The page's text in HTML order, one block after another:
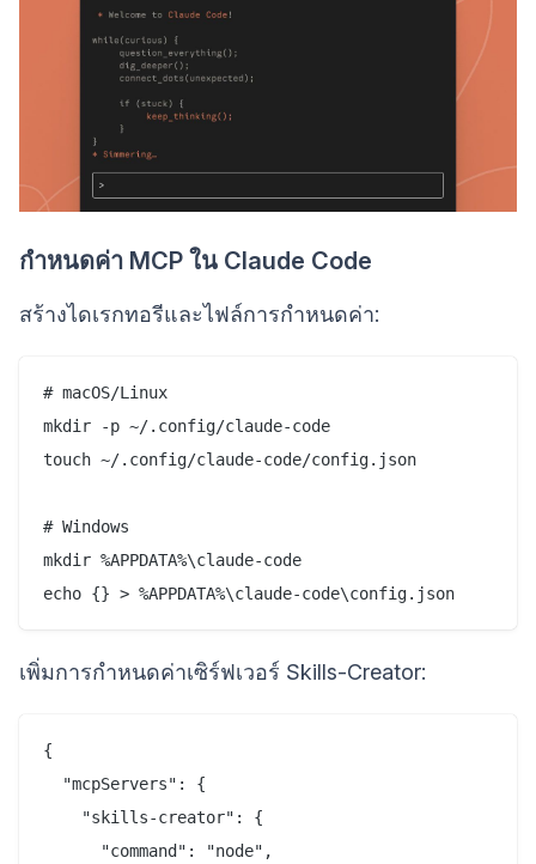
กำหนดค่า MCP ใน Claude Code
สร้างไดเรกทอรีและไฟล์การกำหนดค่า:
# macOS/Linux
mkdir -p ~/.config/claude-code
touch ~/.config/claude-code/config.json
# Windows
mkdir %APPDATA%\claude-code
เพิ่มการกำหนดค่าเซิร์ฟเวอร์ Skills-Creator:
{
  "mcpServers": {
    "skills-creator": {
      "command": "node",